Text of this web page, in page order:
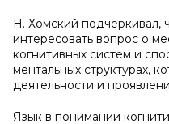
Н. Хомский подчёркивал,
интересовать вопрос о
когнитивных систем и
ментальных структурах,
деятельности и
Язык в понимании